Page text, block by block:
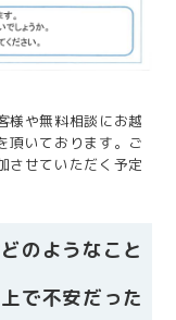
様や無料相談にお越
頂いております。ご
させていただく予定
のようなこと
で不安だった